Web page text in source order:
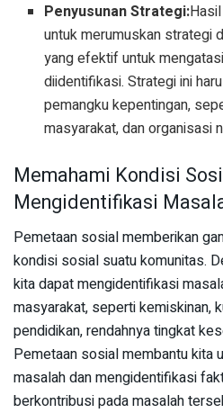
Penyusunan Strategi:
untuk merumuskan strategi
yang efektif untuk
diidentifikasi. Strategi ini
pemangku kepentingan,
masyarakat, dan organisasi
Memahami Kondisi
Mengidentifikasi
Pemetaan sosial memberikan
kondisi sosial suatu komunitas.
kita dapat mengidentifikasi
masyarakat, seperti kemiskinan,
pendidikan, rendahnya tingkat
Pemetaan sosial membantu kita
masalah dan mengidentifikasi
berkontribusi pada masalah